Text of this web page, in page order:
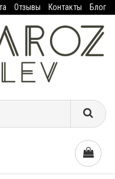
Отзывы Контакты Блог